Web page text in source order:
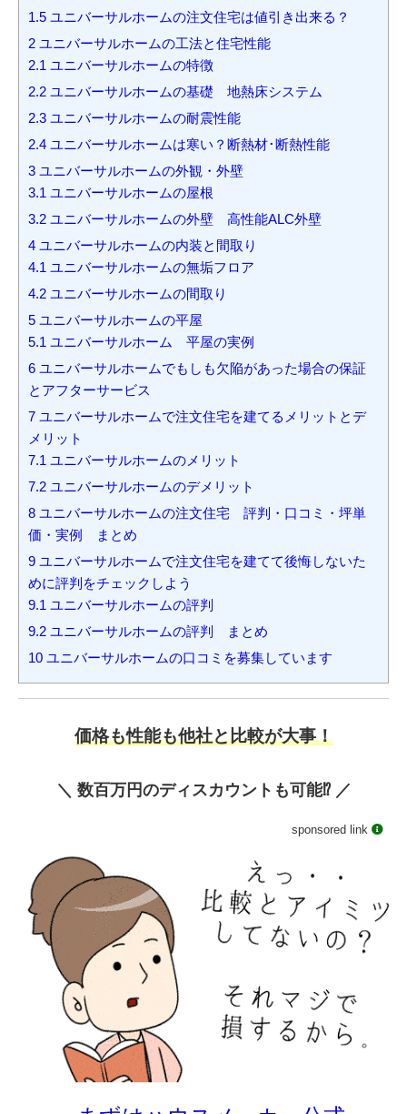
1.5 ユニバーサルホームの注文住宅は値引き出来る？
2 ユニバーサルホームの工法と住宅性能
2.1 ユニバーサルホームの特徴
2.2 ユニバーサルホームの基礎 地熱床システム
2.3 ユニバーサルホームの耐震性能
2.4 ユニバーサルホームは寒い？断熱材･断熱性能
3 ユニバーサルホームの外観・外壁
3.1 ユニバーサルホームの屋根
3.2 ユニバーサルホームの外壁 高性能ALC外壁
4 ユニバーサルホームの内装と間取り
4.1 ユニバーサルホームの無垢フロア
4.2 ユニバーサルホームの間取り
5 ユニバーサルホームの平屋
5.1 ユニバーサルホーム 平屋の実例
6 ユニバーサルホームでもしも欠陥があった場合の保証
とアフターサービス
7 ユニバーサルホームで注文住宅を建てるメリットとデ
メリット
7.1 ユニバーサルホームのメリット
7.2 ユニバーサルホームのデメリット
8 ユニバーサルホームの注文住宅 評判・口コミ・坪単
価・実例 まとめ
9 ユニバーサルホームで注文住宅を建てて後悔しないた
めに評判をチェックしよう
9.1 ユニバーサルホームの評判
9.2 ユニバーサルホームの評判 まとめ
10 ユニバーサルホームの口コミを募集しています
価格も性能も他社と比較が大事！
＼ 数百万円のディスカウントも可能⁉️ ／
sponsored link